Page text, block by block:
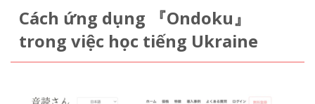
Cách ứng dụng 『Ondoku』
trong việc học tiếng Ukraine